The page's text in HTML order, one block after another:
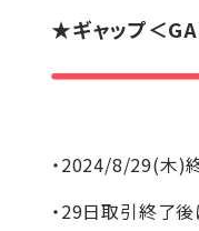
★ギャップ＜
・2024/8/29(木)
・29日取引終了